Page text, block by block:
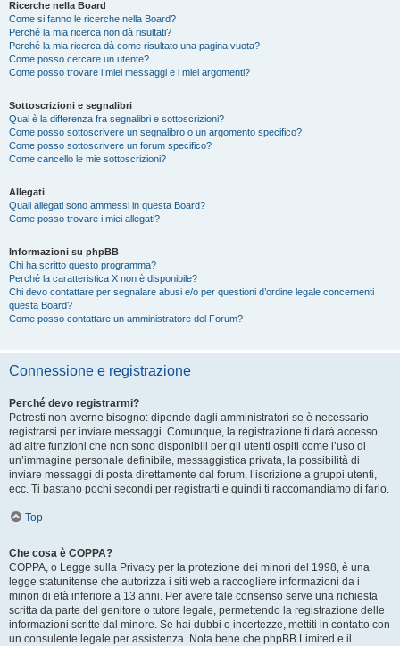
Ricerche nella Board
Come si fanno le ricerche nella Board?
Perché la mia ricerca non dà risultati?
Perché la mia ricerca dà come risultato una pagina vuota?
Come posso cercare un utente?
Come posso trovare i miei messaggi e i miei argomenti?
Sottoscrizioni e segnalibri
Qual è la differenza fra segnalibri e sottoscrizioni?
Come posso sottoscrivere un segnalibro o un argomento specifico?
Come posso sottoscrivere un forum specifico?
Come cancello le mie sottoscrizioni?
Allegati
Quali allegati sono ammessi in questa Board?
Come posso trovare i miei allegati?
Informazioni su phpBB
Chi ha scritto questo programma?
Perché la caratteristica X non è disponibile?
Chi devo contattare per segnalare abusi e/o per questioni d’ordine legale concernenti
questa Board?
Come posso contattare un amministratore del Forum?
Connessione e registrazione
Perché devo registrarmi?
Potresti non averne bisogno: dipende dagli amministratori se è necessario
registrarsi per inviare messaggi. Comunque, la registrazione ti darà accesso
ad altre funzioni che non sono disponibili per gli utenti ospiti come l’uso di
un’immagine personale definibile, messaggistica privata, la possibilità di
inviare messaggi di posta direttamente dal forum, l’iscrizione a gruppi utenti,
ecc. Ti bastano pochi secondi per registrarti e quindi ti raccomandiamo di farlo.
Top
Che cosa è COPPA?
COPPA, o Legge sulla Privacy per la protezione dei minori del 1998, è una
legge statunitense che autorizza i siti web a raccogliere informazioni da i
minori di età inferiore a 13 anni. Per avere tale consenso serve una richiesta
scritta da parte del genitore o tutore legale, permettendo la registrazione delle
informazioni scritte dal minore. Se hai dubbi o incertezze, mettiti in contatto con
un consulente legale per assistenza. Nota bene che phpBB Limited e il